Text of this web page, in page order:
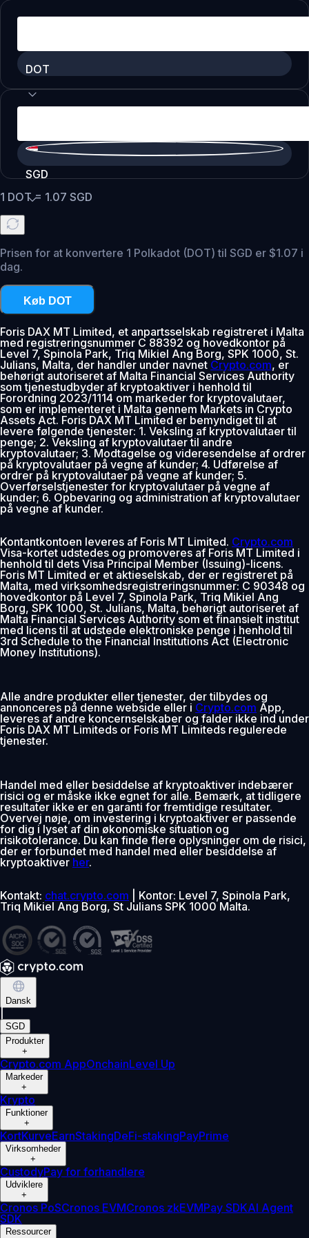
DOT
SGD
1 DOT= 1.07 SGD
Prisen for at konvertere 1 Polkadot (DOT) til SGD er $1.07 i
dag.
Køb DOT
Foris DAX MT Limited, et anpartsselskab registreret i Malta
med registreringsnummer C 88392 og hovedkontor på
Level 7, Spinola Park, Triq Mikiel Ang Borg, SPK 1000, St.
Julians, Malta, der handler under navnet Crypto.com, er
behørigt autoriseret af Malta Financial Services Authority
som tjenestudbyder af kryptoaktiver i henhold til
Forordning 2023/1114 om markeder for kryptovalutaer,
som er implementeret i Malta gennem Markets in Crypto
Assets Act. Foris DAX MT Limited er bemyndiget til at
levere følgende tjenester: 1. Veksling af kryptovalutaer til
penge; 2. Veksling af kryptovalutaer til andre
kryptovalutaer; 3. Modtagelse og videresendelse af ordrer
på kryptovalutaer på vegne af kunder; 4. Udførelse af
ordrer på kryptovalutaer på vegne af kunder; 5.
Overførselstjenester for kryptovalutaer på vegne af
kunder; 6. Opbevaring og administration af kryptovalutaer
på vegne af kunder.
Kontantkontoen leveres af Foris MT Limited. Crypto.com
Visa-kortet udstedes og promoveres af Foris MT Limited i
henhold til dets Visa Principal Member (Issuing)-licens.
Foris MT Limited er et aktieselskab, der er registreret på
Malta, med virksomhedsregistreringsnummer: C 90348 og
hovedkontor på Level 7, Spinola Park, Triq Mikiel Ang
Borg, SPK 1000, St. Julians, Malta, behørigt autoriseret af
Malta Financial Services Authority som et finansielt institut
med licens til at udstede elektroniske penge i henhold til
3rd Schedule to the Financial Institutions Act (Electronic
Money Institutions).
Alle andre produkter eller tjenester, der tilbydes og
annonceres på denne webside eller i Crypto.com App,
leveres af andre koncernselskaber og falder ikke ind under
Foris DAX MT Limiteds or Foris MT Limiteds regulerede
tjenester.
Handel med eller besiddelse af kryptoaktiver indebærer
risici og er måske ikke egnet for alle. Bemærk, at tidligere
resultater ikke er en garanti for fremtidige resultater.
Overvej nøje, om investering i kryptoaktiver er passende
for dig i lyset af din økonomiske situation og
risikotolerance. Du kan finde flere oplysninger om de risici,
der er forbundet med handel med eller besiddelse af
kryptoaktiver her.
Kontakt: chat.crypto.com | Kontor: Level 7, Spinola Park,
Triq Mikiel Ang Borg, St Julians SPK 1000 Malta.
Dansk
SGD
Produkter
+
Crypto.com AppOnchainLevel Up
Markeder
+
Krypto
Funktioner
+
KortKurveEarnStakingDeFi-stakingPayPrime
Virksomheder
+
CustodyPay for forhandlere
Udviklere
+
Cronos PoSCronos EVMCronos zkEVMPay SDKAI Agent
SDK
Ressourcer